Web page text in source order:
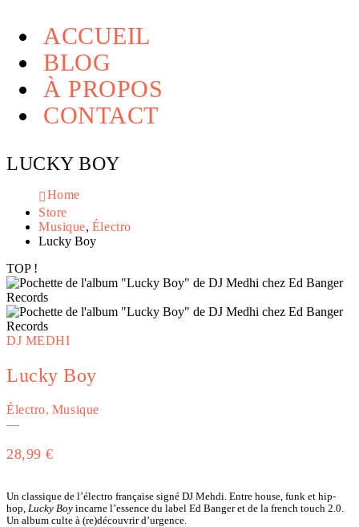
ACCUEIL
BLOG
À PROPOS
CONTACT
LUCKY BOY
Home
Store
Musique, Électro
Lucky Boy
TOP !
DJ MEDHI
Lucky Boy
Électro, Musique
—
28,99€
Un classique de l’électro française signé DJ Mehdi. Entre house, funk et hip-
hop, Lucky Boy incarne l’essence du label Ed Banger et de la french touch 2.0.
Un album culte à (re)découvrir d’urgence.